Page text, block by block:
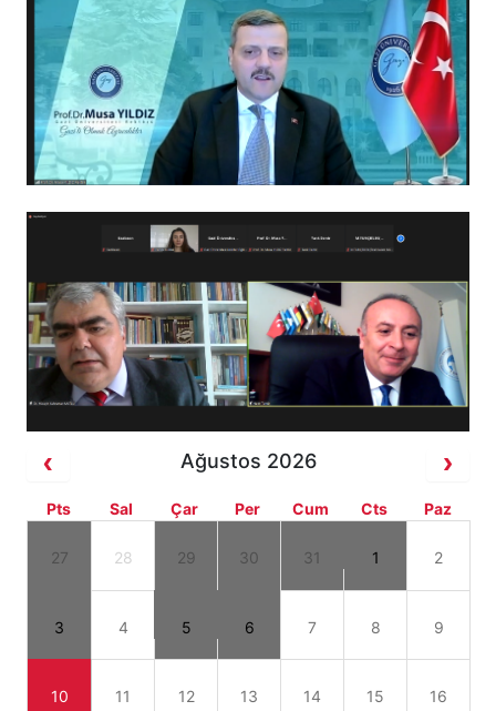
Ağustos 2026
Pts Sal Çar Per Cum Cts Paz
27 28 29 30 31 1 2
3 4 5 6 7 8 9
10 11 12 13 14 15 16